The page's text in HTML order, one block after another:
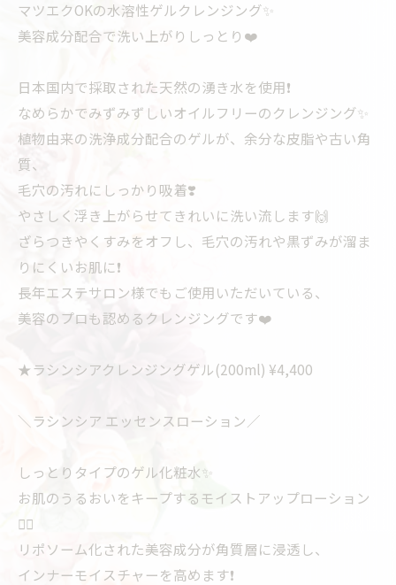
マツエクOKの水溶性ゲルクレンジング✨
美容成分配合で洗い上がりしっとり❤️
日本国内で採取された天然の湧き水を使用❗️
なめらかでみずみずしいオイルフリーのクレンジング✨
植物由来の洗浄成分配合のゲルが、余分な皮脂や古い角
質、
毛穴の汚れにしっかり吸着❣️
やさしく浮き上がらせてきれいに洗い流します🙌
ざらつきやくすみをオフし、毛穴の汚れや黒ずみが溜ま
りにくいお肌に❗️
長年エステサロン様でもご使用いただいている、
美容のプロも認めるクレンジングです❤️
★ラシンシアクレンジングゲル(200ml) ¥4,400
＼ラシンシア エッセンスローション／
しっとりタイプのゲル化粧水✨
お肌のうるおいをキープするモイストアップローション
💆‍♀️
リポソーム化された美容成分が角質層に浸透し、
インナーモイスチャーを高めます❗️